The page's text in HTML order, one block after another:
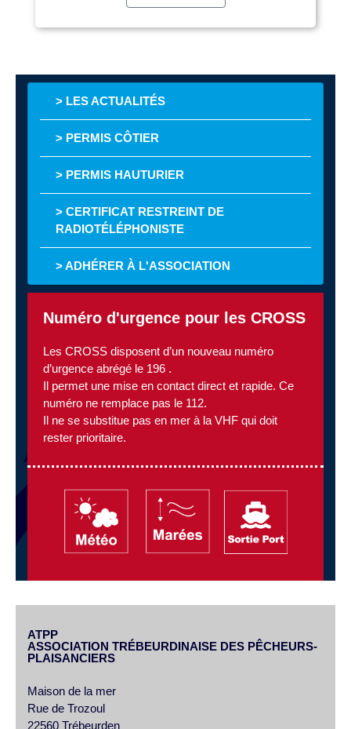
> LES ACTUALITÉS
> PERMIS CÔTIER
> PERMIS HAUTURIER
> CERTIFICAT RESTREINT DE
RADIOTÉLÉPHONISTE
> ADHÉRER À L'ASSOCIATION
Numéro d'urgence pour les CROSS
Les CROSS disposent d’un nouveau numéro
d’urgence abrégé le 196 .
Il permet une mise en contact direct et rapide. Ce
numéro ne remplace pas le 112.
Il ne se substitue pas en mer à la VHF qui doit
rester prioritaire.
ATPP
ASSOCIATION TRÉBEURDINAISE DES PÊCHEURS-
PLAISANCIERS
Maison de la mer
Rue de Trozoul
22560 Trébeurden